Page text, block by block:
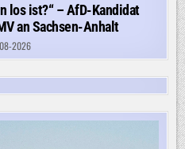
los ist?“ – AfD-Kandidat
an Sachsen-Anhalt
2026